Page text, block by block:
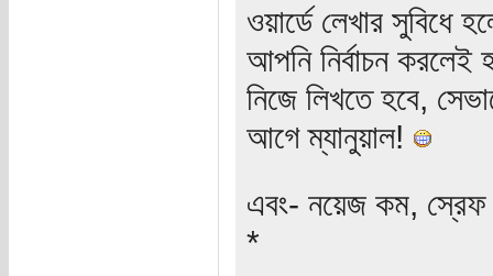
ওয়ার্ডে লেখার সুবিধে
আপনি নির্বাচন করলেই
নিজে লিখতে হবে,
আগে ম্যানুয়াল!
এবং- নয়েজ কম,
*